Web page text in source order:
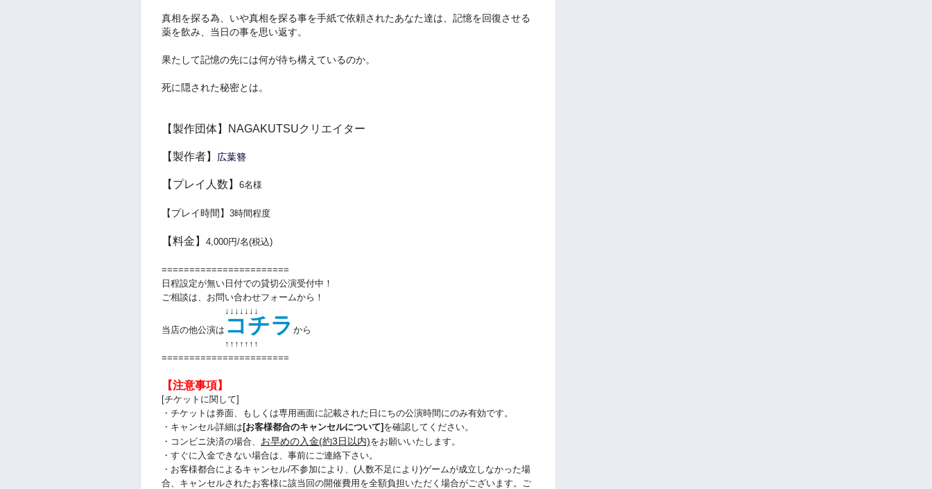
真相を探る為、いや真相を探る事を手紙で依頼されたあなた達は、記憶を回復させる
薬を飲み、当日の事を思い返す。
果たして記憶の先には何が待ち構えているのか。
死に隠された秘密とは。
【製作団体】NAGAKUTSUクリエイター
【製作者】 広葉簪
【プレイ人数】 6名様
【プレイ時間】 3時間程度
【料金】 4,000円/名(税込)
=======================
日程設定が無い日付での貸切公演受付中！
ご相談は、お問い合わせフォームから！
↓↓↓↓↓↓↓
当店の他公演は コチラ から
↑↑ ↑↑ ↑↑ ↑
=======================
【注意事項】
[チケットに関して]
・チケットは券面、もしくは専用画面に記載された日にちの公演時間にのみ有効です。
・キャンセル詳細は [お客様都合のキャンセルについて] を確認してください。
・コンビニ決済の場合、 お早めの入金(約3日以内)をお願いいたします。
・すぐに入金できない場合は、事前にご連絡下さい。
・お客様都合によるキャンセル/不参加により、(人数不足により)ゲームが成立しなかった場
合、キャンセルされたお客様に該当回の開催費用を全額負担いただく場合がございます。ご